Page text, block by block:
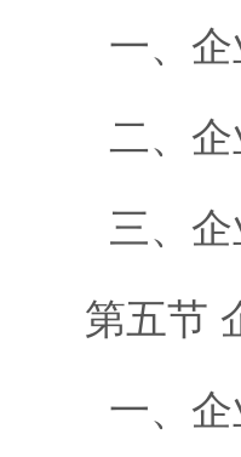
一、企
二、企
三、企
第五节
一、企